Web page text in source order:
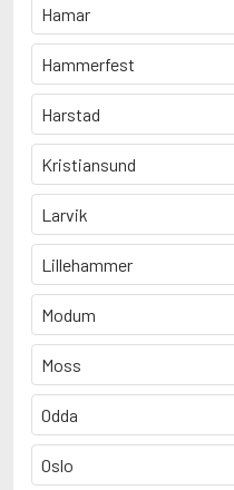
Nesbø, Jo
Nilsen, Tove
Nore, Aslak
Nyquist, Gerd
Næss, Sven Petter
Roberts, Roy
Rønning, Åge
S
Scheen, Kjersti
Siewers, Fanny
Hamar
Hammerfest
Harstad
Kristiansund
Larvik
Lillehammer
Modum
Moss
Odda
Oslo